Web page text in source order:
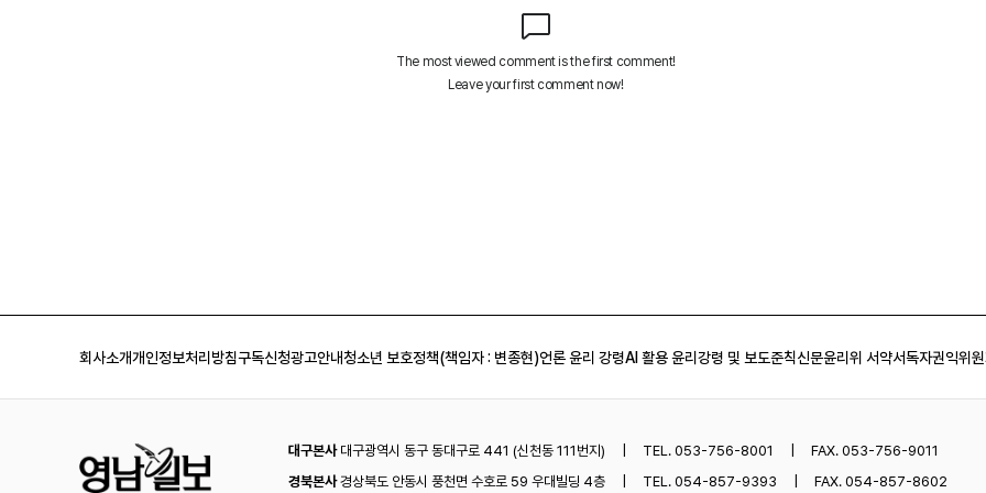
회사소개개인정보처리방침구독신청광고안내청소년 보호정책(책임자 : 변종현)언론 윤리 강령AI 활용 윤리강령 및 보도준칙신문윤리위 서약서독자권익위
대구본사대구광역시 동구 동대구로 441 (신천동 111번지) TEL. 053-756-8001
FAX. 053-756-9011
경북본사경상북도 안동시 풍천면 수호로 59 우대빌딩 4층 TEL. 054-857-9393 FAX. 054-857-8602